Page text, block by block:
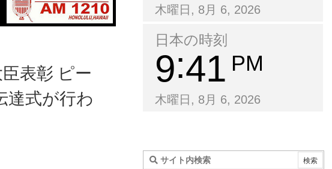
表彰 ピー
達式が行わ
木曜日, 8月 6, 2026
日本の時刻
9 41 PM
木曜日, 8月 6, 2026